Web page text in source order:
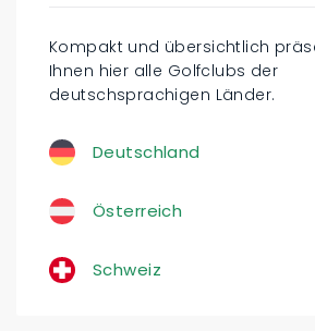
Kompakt und übersichtlich
Ihnen hier alle Golfclubs der
deutschsprachigen Länder.
Deutschland
Österreich
Schweiz